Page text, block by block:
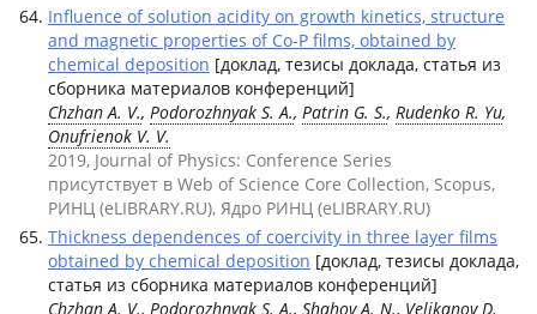
Influence of solution acidity on growth kinetics, structure
and magnetic properties of Co-P films, obtained by
chemical deposition [доклад, тезисы доклада, статья из
сборника материалов конференций]
Chzhan A. V., Podorozhnyak S. A., Patrin G. S., Rudenko R. Yu,
Onufrienok V. V.
2019, Journal of Physics: Conference Series
присутствует в Web of Science Core Collection, Scopus,
РИНЦ (eLIBRARY.RU), Ядро РИНЦ (eLIBRARY.RU)
Thickness dependences of coercivity in three layer films
obtained by chemical deposition [доклад, тезисы доклада,
статья из сборника материалов конференций]
Chzhan A. V., Podorozhnyak S. A., Shahov A. N., Velikanov D.